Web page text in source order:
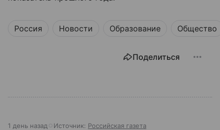
Россия Новости Образование Общество
Поделиться
1 день назад Источник: Российская газета